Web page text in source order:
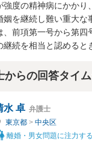
強度の精神病にかかり
を継続し難い重大な
、前項第一号から第
継続を相当と認めると
からの回答タイ
水 卓 弁護士
東京都 > 中央区
離婚・男女問題に注力す